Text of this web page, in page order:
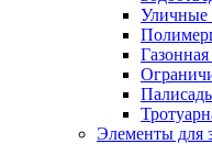
Уличные
Элементы для